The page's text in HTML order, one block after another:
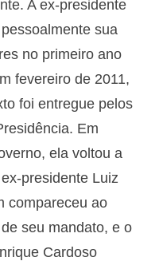
A ex-presidente
sua
no primeiro ano
fevereiro de 2011,
foi entregue pelos
Em
ela voltou a
presidente Luiz
compareceu ao
seu mandato, e o
Cardoso